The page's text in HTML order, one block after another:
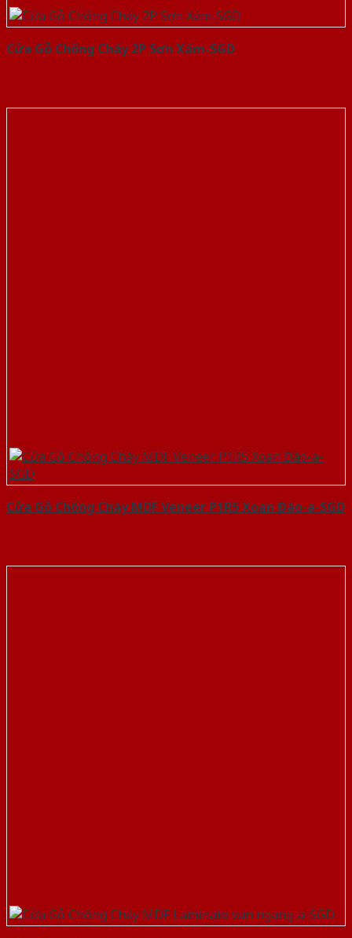
Cửa Gỗ Chống Cháy 2P Sơn Xám-SGD
Cửa Gỗ Chống Cháy MDF Veneer P1R5 Xoan Đào-a-SGD